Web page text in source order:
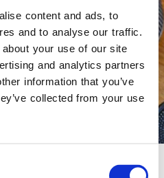
content and ads, to
and to analyse our traffic.
your use of our site
and analytics partners
information that you’ve
collected from your use
koffeinfria svarta teer.